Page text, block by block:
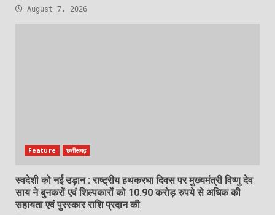
August 7, 2026
Feature छत्तीसगढ़
स्वदेशी को नई उड़ान : राष्ट्रीय हथकरघा दिवस पर मुख्यमंत्री विष्णु देव
साय ने बुनकरों एवं शिल्पकारों को 10.90 करोड़ रुपये से अधिक की
सहायता एवं पुरस्कार राशि प्रदान की